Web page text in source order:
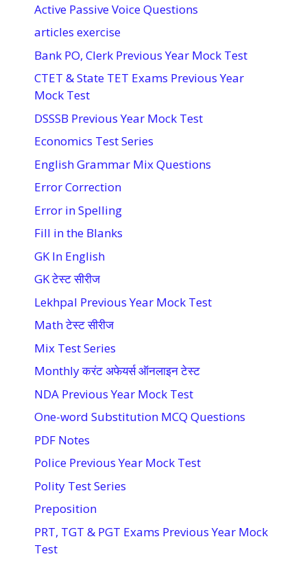
Active Passive Voice Questions
articles exercise
Bank PO, Clerk Previous Year Mock Test
CTET & State TET Exams Previous Year
Mock Test
DSSSB Previous Year Mock Test
Economics Test Series
English Grammar Mix Questions
Error Correction
Error in Spelling
Fill in the Blanks
GK In English
GK टेस्ट सीरीज
Lekhpal Previous Year Mock Test
Math टेस्ट सीरीज
Mix Test Series
Monthly करंट अफेयर्स ऑनलाइन टेस्ट
NDA Previous Year Mock Test
One-word Substitution MCQ Questions
PDF Notes
Police Previous Year Mock Test
Polity Test Series
Preposition
PRT, TGT & PGT Exams Previous Year Mock
Test